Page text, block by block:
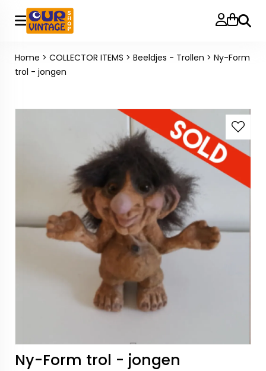
Home > COLLECTOR ITEMS > Beeldjes - Trollen > Ny-Form
trol - jongen
Ny-Form trol - jongen